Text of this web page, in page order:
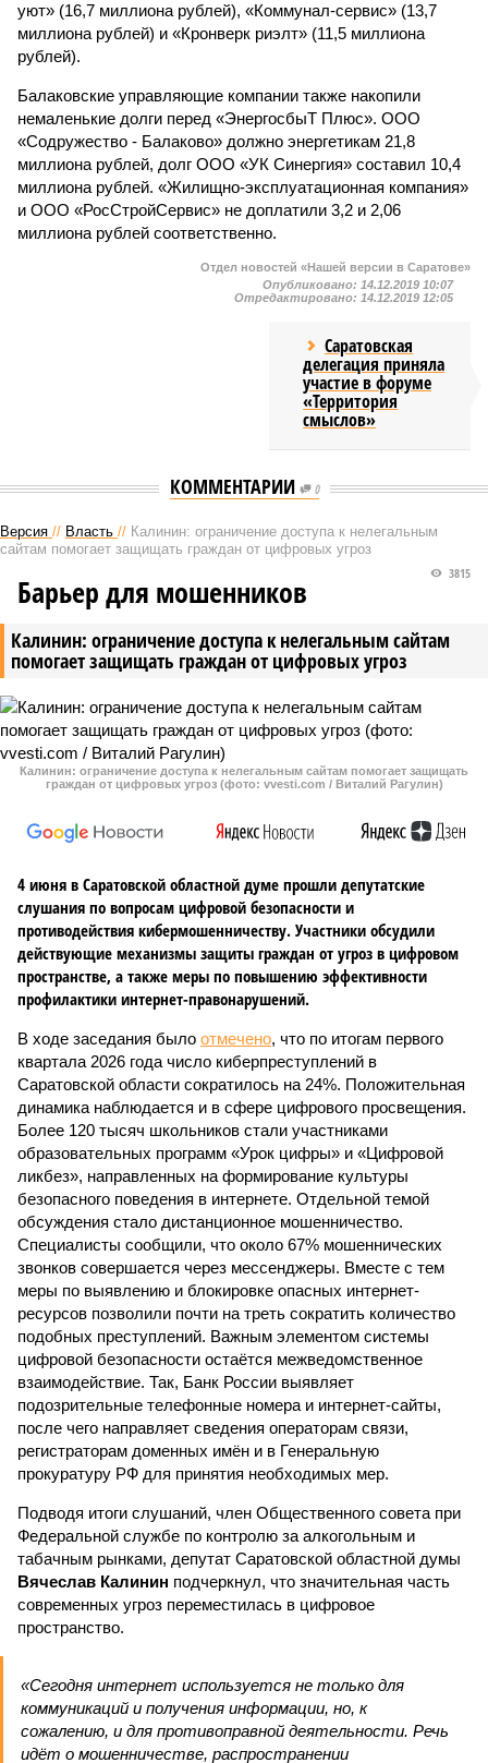
уют» (16,7 миллиона рублей), «Коммунал-сервис» (13,7
миллиона рублей) и «Кронверк риэлт» (11,5 миллиона
рублей).
Балаковские управляющие компании также накопили
немаленькие долги перед «ЭнергосбыТ Плюс». ООО
«Содружество - Балаково» должно энергетикам 21,8
миллиона рублей, долг ООО «УК Синергия» составил 10,4
миллиона рублей. «Жилищно-эксплуатационная компания»
и ООО «РосСтройСервис» не доплатили 3,2 и 2,06
миллиона рублей соответственно.
Отдел новостей «Нашей версии в Саратове»
Опубликовано: 14.12.2019 10:07
Отредактировано: 14.12.2019 12:05
Саратовская
делегация приняла
участие в форуме
«Территория
смыслов»
КОММЕНТАРИИ 0
Версия // Власть // Калинин: ограничение доступа к нелегальным
сайтам помогает защищать граждан от цифровых угроз
Калинин: ограничение доступа к нелегальным сайтам
помогает защищать граждан от цифровых угроз
3815
Барьер для мошенников
Калинин: ограничение доступа к нелегальным сайтам помогает защищать
граждан от цифровых угроз (фото: vvesti.com / Виталий Рагулин)
4 июня в Саратовской областной думе прошли депутатские
слушания по вопросам цифровой безопасности и
противодействия кибермошенничеству. Участники обсудили
действующие механизмы защиты граждан от угроз в цифровом
пространстве, а также меры по повышению эффективности
профилактики интернет-правонарушений.
В ходе заседания было отмечено, что по итогам первого
квартала 2026 года число киберпреступлений в
Саратовской области сократилось на 24%. Положительная
динамика наблюдается и в сфере цифрового просвещения.
Более 120 тысяч школьников стали участниками
образовательных программ «Урок цифры» и «Цифровой
ликбез», направленных на формирование культуры
безопасного поведения в интернете. Отдельной темой
обсуждения стало дистанционное мошенничество.
Специалисты сообщили, что около 67% мошеннических
звонков совершается через мессенджеры. Вместе с тем
меры по выявлению и блокировке опасных интернет-
ресурсов позволили почти на треть сократить количество
подобных преступлений. Важным элементом системы
цифровой безопасности остаётся межведомственное
взаимодействие. Так, Банк России выявляет
подозрительные телефонные номера и интернет-сайты,
после чего направляет сведения операторам связи,
регистраторам доменных имён и в Генеральную
прокуратуру РФ для принятия необходимых мер.
Подводя итоги слушаний, член Общественного совета при
Федеральной службе по контролю за алкогольным и
табачным рынками, депутат Саратовской областной думы
Вячеслав Калинин подчеркнул, что значительная часть
современных угроз переместилась в цифровое
пространство.
«Сегодня интернет используется не только для
коммуникаций и получения информации, но, к
сожалению, и для противоправной деятельности. Речь
идёт о мошенничестве, распространении